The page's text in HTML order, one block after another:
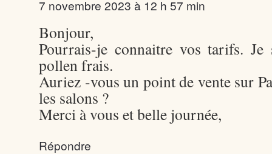
7 novembre 2023 à 12 h 57 min
Bonjour,
Pourrais-je connaitre vos tarifs. Je
pollen frais.
Auriez -vous un point de vente sur
les salons ?
Merci à vous et belle journée,
Répondre